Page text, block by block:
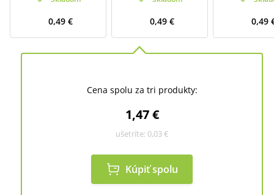
0,49 € 0,49 € 0,49
Cena spolu za tri produkty:
1,47 €
ušetríte: 0,03 €
Kúpiť spolu